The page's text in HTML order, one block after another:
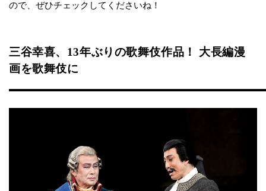
ので、ぜひチェックしてくださいね！
三谷幸喜、13年ぶりの歌舞伎作品！ 大長編漫
画を歌舞伎に